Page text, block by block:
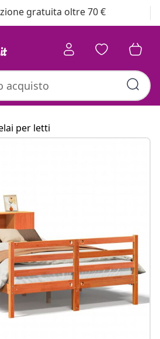
gratuita oltre 70 €
per letti